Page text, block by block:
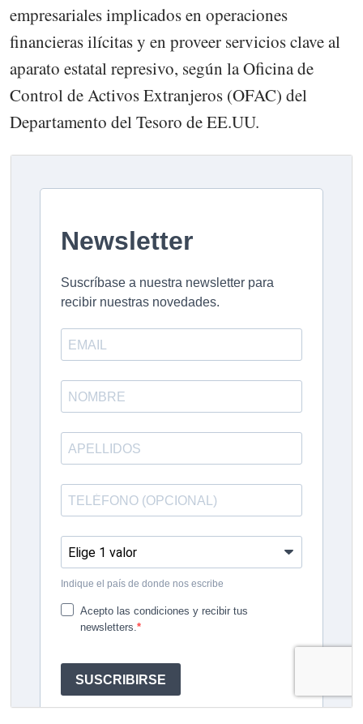
empresariales implicados en operaciones
financieras ilícitas y en proveer servicios clave al
aparato estatal represivo, según la Oficina de
Control de Activos Extranjeros (OFAC) del
Departamento del Tesoro de EE.UU.